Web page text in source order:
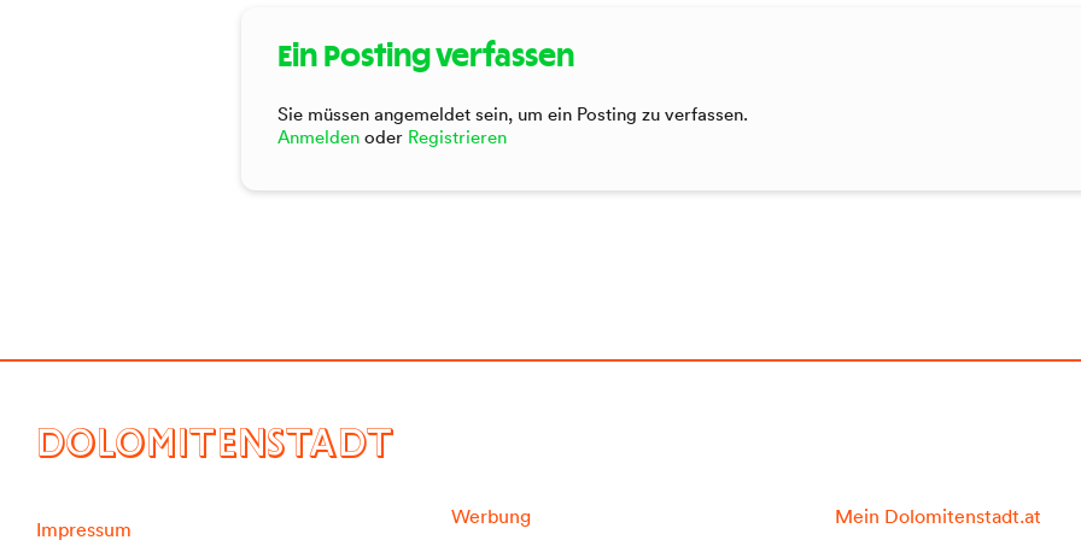
Ein Posting verfassen
Sie müssen angemeldet sein, um ein Posting zu verfassen.
Anmelden oder Registrieren
DOLOMITENSTADT
Impressum
Werbung Mein Dolomitenstadt.at